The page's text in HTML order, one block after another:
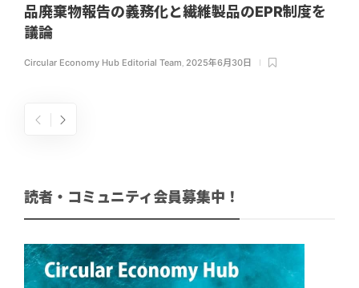
品廃棄物報告の義務化と繊維製品のEPR制度を
議論
Circular Economy Hub Editorial Team 2025年6月30日
読者・コミュニティ会員募集中！